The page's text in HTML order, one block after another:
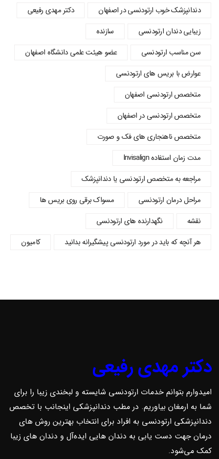
دندانپزشک خوب ارتودنسی در اصفهان
دکتر مهدی رفیعی
زیبایی دندان ارتودنسی
سازنده
سن مناسب ارتودنسی
عضو هیئت علمی دانشگاه اصفهان
عوارض با بریس های ارتودنسی
متخصص ارتودنسی اصفهان
متخصص ارتودنسی در اصفهان
متخصص ناهنجاری های فک و صورت
مدت زمان استفاده Invisalign
مراجعه به متخصص ارتودنسی یا دندانپزشک
مراحل درمان ارتودنسی
مسواک برقی روی بریس ها
نقشه
نگهدارنده های ارتودنسی
هر آنچه که باید در مورد ارتودنسی پیشگیرانه بدانید
کامیون
دکتر مهدی رفیعی
امیدوارم بتوانم خدمات ارتودنسی شایسته و لبخندی زیبا را برای
شما به ارمغان بیاوریم. در مطب دندانپزشکی اینجانب با تخصص
دندانپزشکی ارتودنسی به افراد برای انتخاب بهترین روش ‌های
درمان جهت دست یابی به دندان هایی ایده‌آل و دندان های زیبا
کمک می‌شود.